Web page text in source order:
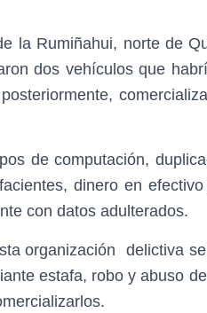
la Rumiñahui, norte de
dos vehículos que
de computación,
dinero en
con datos adulterados.
organización delictiva
estafa, robo y abuso